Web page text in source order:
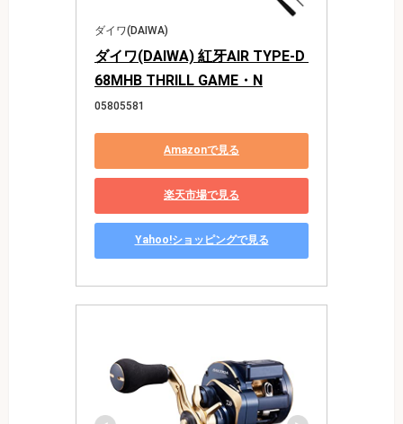
ダイワ(DAIWA)
ダイワ(DAIWA) 紅牙AIR TYPE-D
68MHB THRILL GAME・N
05805581
Amazonで見る
楽天市場で見る
Yahoo!ショッピングで見る